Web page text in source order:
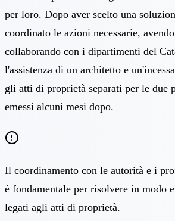
per loro. Dopo aver scelto una
coordinato le azioni necessarie,
collaborando con i dipartimenti del
l'assistenza di un architetto e
gli atti di proprietà separati per le due
emessi alcuni mesi dopo.
Il coordinamento con le autorità e i
è fondamentale per risolvere in modo
legati agli atti di proprietà.